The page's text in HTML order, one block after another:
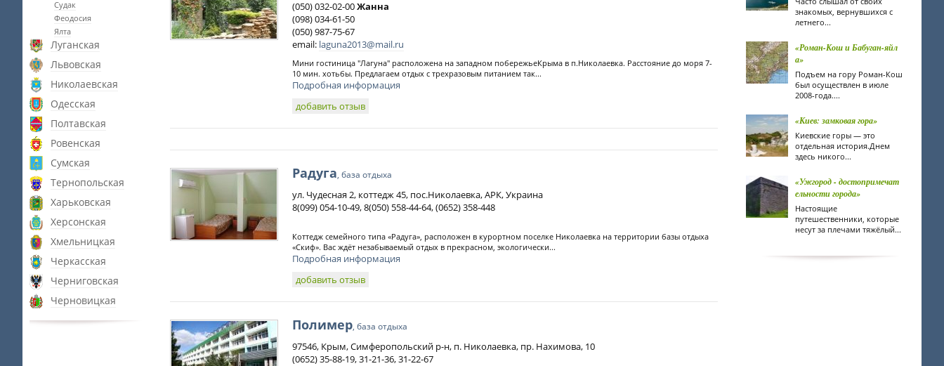
Судак
Феодосия
Ялта
Луганская
Львовская
Николаевская
Одесская
Полтавская
Ровенская
Сумская
Тернопольская
Харьковская
Херсонская
Хмельницкая
Черкасская
Черниговская
Черновицкая
(050) 032-02-00Жанна
(098) 034-61-50
(050) 987-75-67
email: laguna2013@mail.ru
Мини гостиница "Лагуна" расположена на западном побережьеКрыма в п.Николаевка. Расстояние до моря 7-
10 мин. хотьбы. Предлагаем отдых с трехразовым питанием так...
Подробная информация
добавить отзыв
Радуга, база отдыха
ул. Чудесная 2, коттедж 45, пос.Николаевка, АРК, Украина
8(099) 054-10-49, 8(050) 558-44-64, (0652) 358-448
Коттедж семейного типа «Радуга», расположен в курортном поселке Николаевка на территории базы отдыха
«Скиф». Вас ждёт незабываемый отдых в прекрасном, экологически...
Подробная информация
добавить отзыв
Полимер, база отдыха
97546, Крым, Симферопольский р-н, п. Николаевка, пр. Нахимова, 10
(0652) 35-88-19, 31-21-36, 31-22-67
знакомых, вернувшихся с
летнего...
«Роман-Кош и Бабуган-яйл
а»
Подъем на гору Роман-Кош
был осуществлен в июле
2008-года....
«Киев: замковая гора»
Киевские горы — это
отдельная история.Днем
здесь никого...
«Ужгород - достопримечат
ельности города»
Настоящие
путешественники, которые
несут за плечами тяжёлый...